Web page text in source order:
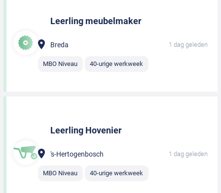
Leerling meubelmaker
Breda 1 dag geleden
MBO Niveau 40-urige werkweek
Leerling Hovenier
's-Hertogenbosch 1 dag geleden
MBO Niveau 40-urige werkweek